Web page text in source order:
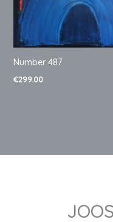
Number 487
€299.00